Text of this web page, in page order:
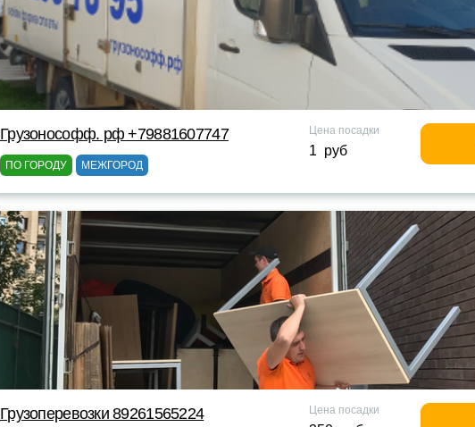
Грузонософф. рф +79881607747
ПО ГОРОДУ МЕЖГОРОД
Цена посадки
1 руб
Грузоперевозки 89261565224 Цена посадки